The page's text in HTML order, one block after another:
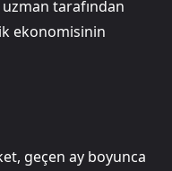
tarafından
ekonomisinin
geçen ay boyunca